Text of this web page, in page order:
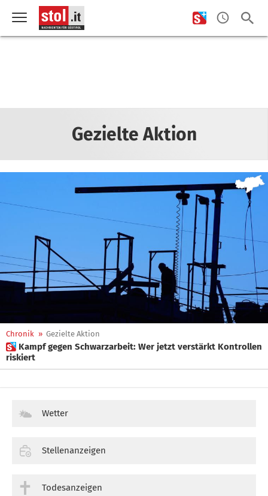
Gezielte Aktion
Chronik » Gezielte Aktion
 Kampf gegen Schwarzarbeit: Wer jetzt verstärkt Kontrollen
riskiert
Wetter
Stellenanzeigen
Todesanzeigen